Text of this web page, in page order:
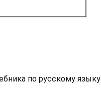
по русскому языку